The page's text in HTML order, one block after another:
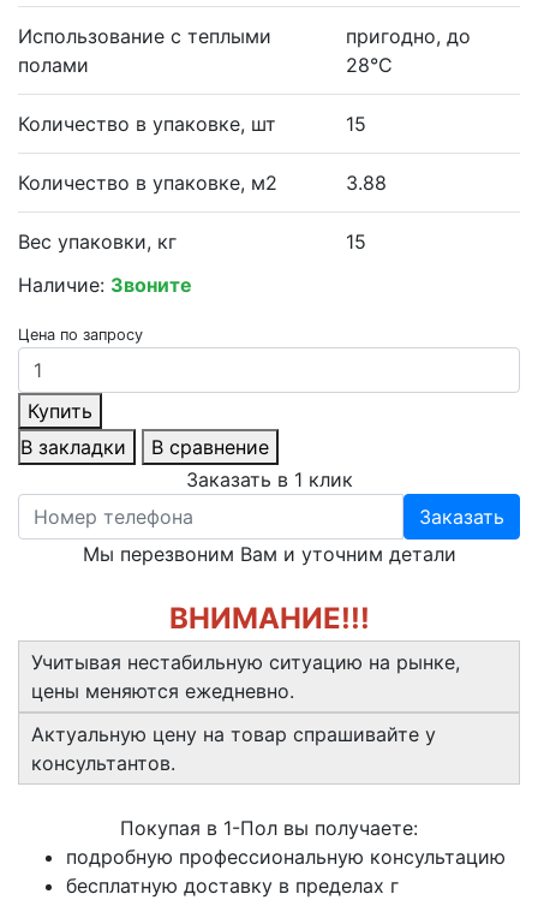
Использование с теплыми
полами
пригодно, до
28°С
Количество в упаковке, шт 15
Количество в упаковке, м2 3.88
Вес упаковки, кг
15
Наличие: Звоните
Цена по запросу
Купить
В закладки
В сравнение
Заказать в 1 клик
Заказать
Мы перезвоним Вам и уточним детали
ВНИМАНИЕ!!!
Учитывая нестабильную ситуацию на рынке,
цены меняются ежедневно.
Актуальную цену на товар спрашивайте у
консультантов.
Покупая в 1-Пол вы получаете:
подробную профессиональную консультацию
бесплатную доставку в пределах г